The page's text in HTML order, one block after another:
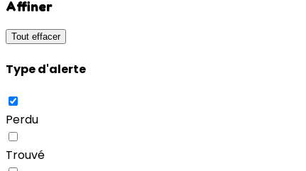
Affiner
Tout effacer
Type d'alerte
Perdu
Trouvé